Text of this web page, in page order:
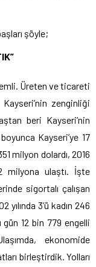
şöyle;
Üreten ve ticareti
zenginliği
beri Kayseri’nin
Kayseri’ye 17
milyon dolardı, 2016
milyona ulaştı. İşte
sigortalı çalışan
3’ü kadın 246
12 bin 779 engelli
ekonomide
birleştirdik. Yolları